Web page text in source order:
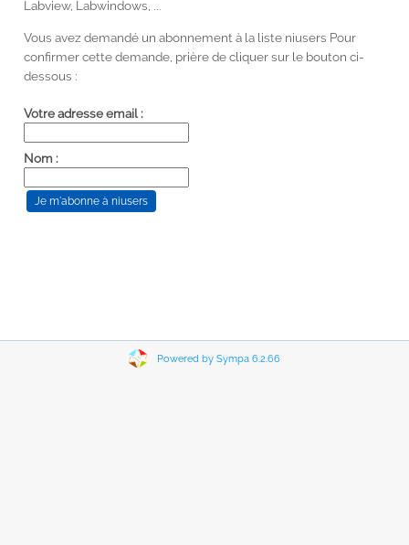
Labview, Labwindows, ...
Vous avez demandé un abonnement à la liste niusers Pour
confirmer cette demande, prière de cliquer sur le bouton ci-
dessous :
Votre adresse email :
Nom :
Powered by Sympa 6.2.66